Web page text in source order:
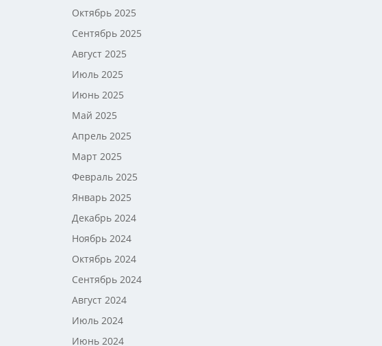
Октябрь 2025
Сентябрь 2025
Август 2025
Июль 2025
Июнь 2025
Май 2025
Апрель 2025
Март 2025
Февраль 2025
Январь 2025
Декабрь 2024
Ноябрь 2024
Октябрь 2024
Сентябрь 2024
Август 2024
Июль 2024
Июнь 2024